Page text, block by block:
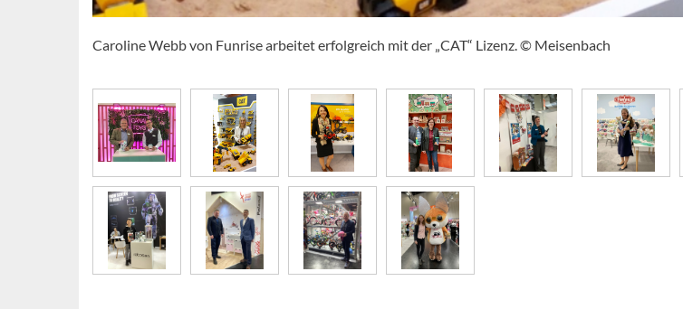
Caroline Webb von Funrise arbeitet erfolgreich mit der „CAT“ Lizenz. © Meisenbach